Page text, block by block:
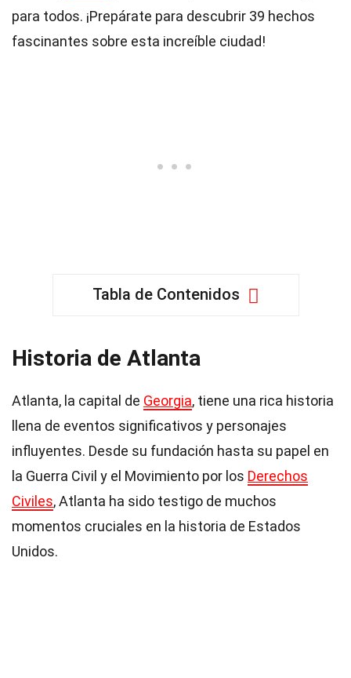
para todos. ¡Prepárate para descubrir 39 hechos
fascinantes sobre esta increíble ciudad!
Tabla de Contenidos
Historia de Atlanta
Atlanta, la capital de Georgia, tiene una rica historia
llena de eventos significativos y personajes
influyentes. Desde su fundación hasta su papel en
la Guerra Civil y el Movimiento por los Derechos
Civiles, Atlanta ha sido testigo de muchos
momentos cruciales en la historia de Estados
Unidos.